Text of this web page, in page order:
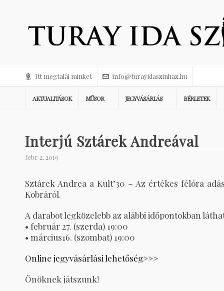
Itt megtalál minket info@turayidaszinhaz.hu
AKTUALITÁSOK MŰSOR JEGYVÁSÁRLÁS BÉRLETEK
Interjú Sztárek Andreával
febr 2, 2019
Sztárek Andrea a Kult’30 – Az értékes félóra
Kobráról.
A darabot legközelebb az alábbi időpontokban
• február 27. (szerda) 19:00
• március16. (szombat) 19:00
Online jegyvásárlási lehetőség>>>
Önöknek játszunk!